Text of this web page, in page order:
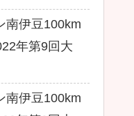
南伊豆100km
年第9回大
南伊豆100km